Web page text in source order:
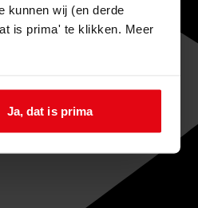
kunnen wij (en derde
is prima' te klikken. Meer
Ja, dat is prima